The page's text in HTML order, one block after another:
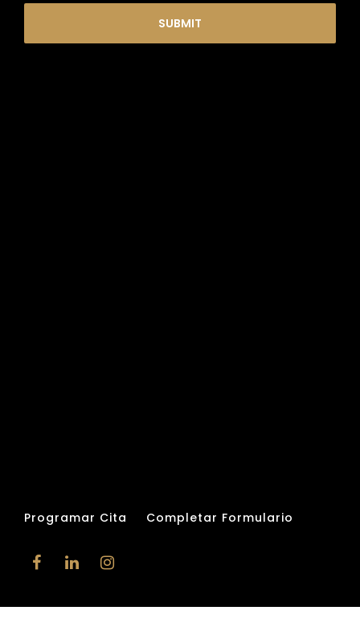
SUBMIT
Programar Cita Completar Formulario